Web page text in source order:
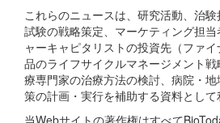
これらのニュースは、研究活動、治
試験の戦略策定、マーケティング担
ャーキャピタリストの投資先（ファ
品のライフサイクルマネージメント
療専門家の治療方法の検討、病院・
策の計画・実行を補助する資料として